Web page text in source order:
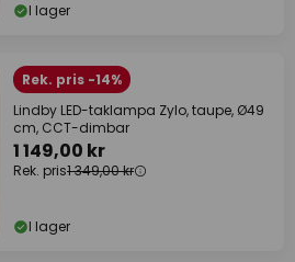
I lager
Rek. pris -14%
Lindby LED-taklampa Zylo, taupe, Ø49
cm, CCT-dimbar
1 149,00 kr
Rek. pris1 349,00 kr
I lager